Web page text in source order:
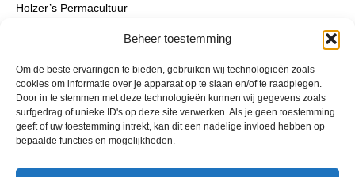
Beheer toestemming
Om de beste ervaringen te bieden, gebruiken wij technologieën zoals
cookies om informatie over je apparaat op te slaan en/of te raadplegen.
Door in te stemmen met deze technologieën kunnen wij gegevens zoals
surfgedrag of unieke ID's op deze site verwerken. Als je geen toestemming
geeft of uw toestemming intrekt, kan dit een nadelige invloed hebben op
bepaalde functies en mogelijkheden.
Holzer’s Permacultuur